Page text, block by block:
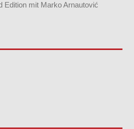
Edition mit Marko Arnautović